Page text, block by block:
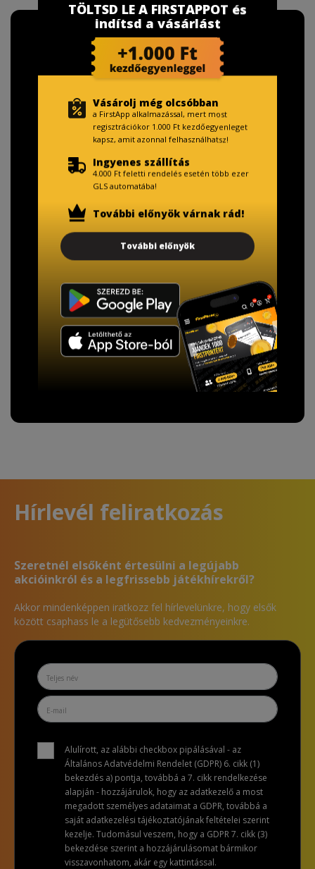
TISZTELT VÁSÁRLÓNK!
Fizetésnél kérje az ingyenes adattörlő kódot
A Kormány döntése alapján a kereskedő minden tartós
adathordozó termék vásárlásakor köteles ingyenes
adattörlő kódot biztosítani.
Hírlevél feliratkozás
Szeretnél elsőként értesülni a legújabb
akcióinkról és a legfrissebb játékhírekről?
Akkor mindenképpen iratkozz fel hírlevelünkre, hogy elsők
között csaphass le a legütősebb kedvezményeinkre.
Alulírott, az alábbi checkbox pipálásával - az
Általános Adatvédelmi Rendelet (GDPR) 6. cikk (1)
bekezdés a) pontja, továbbá a 7. cikk rendelkezése
alapján - hozzájárulok, hogy az adatkezelő a most
megadott személyes adataimat a GDPR, továbbá a
saját adatkezelési tájékoztatójának feltételei szerint
kezelje. Tudomásul veszem, hogy a GDPR 7. cikk (3)
bekezdése szerint a hozzájárulásomat bármikor
visszavonhatom, akár egy kattintással.
TÖLTSD LE A FIRSTAPPOT és
indítsd a vásárlást
Vásárolj még olcsóbban
a FirstApp alkalmazással, mert most
regisztrációkor 1.000 Ft kezdőegyenleget
kapsz, amit azonnal felhasználhatsz!
Ingyenes szállítás
4.000 Ft feletti rendelés esetén több ezer
GLS automatába!
További előnyök várnak rád!
További előnyök